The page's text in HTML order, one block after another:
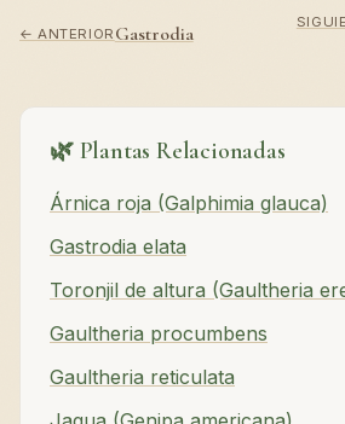
← ANTERIORGastrodia
🌿 Plantas Relacionadas
Árnica roja (Galphimia glauca)
Gastrodia elata
Toronjil de altura (Gaultheria
Gaultheria procumbens
Gaultheria reticulata